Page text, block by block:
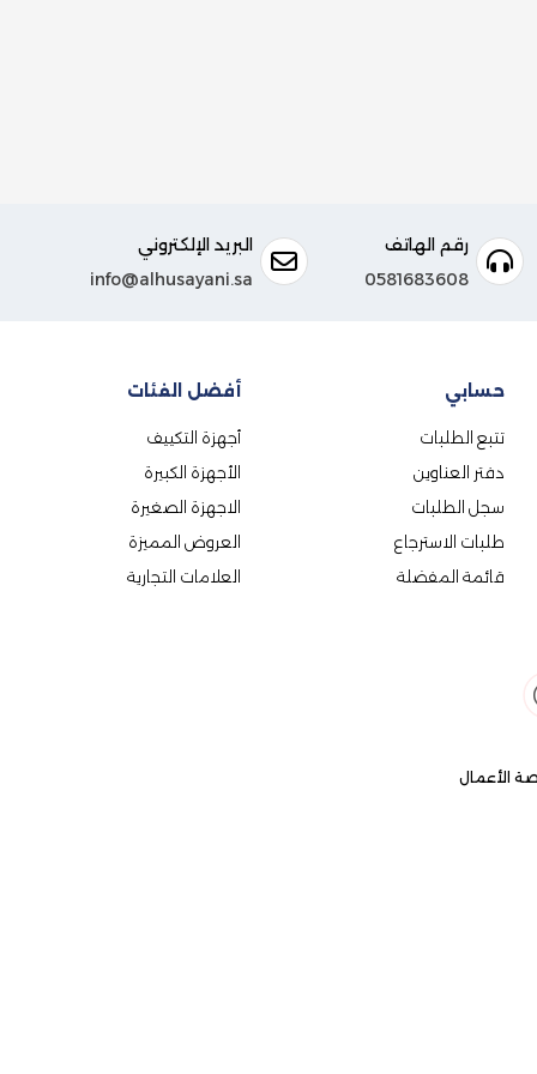
رقم الهاتف
0581683608
البريد الإلكتروني
info@alhusayani.sa
حسابي
تتبع الطلبات
دفتر العناوين
سجل الطلبات
طلبات الاسترجاع
قائمة المفضلة
أفضل الفئات
أجهزة التكييف
الأجهزة الكبيرة
الاجهزة الصغيرة
العروض المميزة
العلامات التجارية
الأعمال